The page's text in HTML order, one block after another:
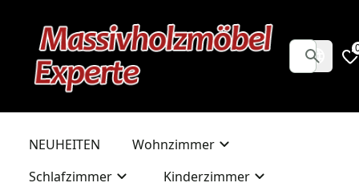
NEUHEITEN
Wohnzimmer
Schlafzimmer
Kinderzimmer